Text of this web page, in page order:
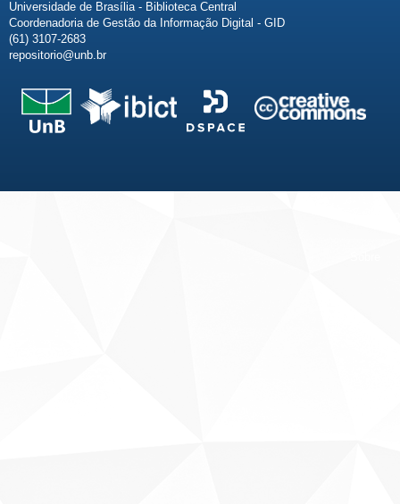
Universidade de Brasília - Biblioteca Central
Coordenadoria de Gestão da Informação Digital - GID
(61) 3107-2683
repositorio@unb.br